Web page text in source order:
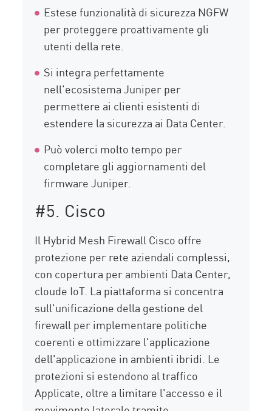
Estese funzionalità di sicurezza NGFW
per proteggere proattivamente gli
utenti della rete.
Si integra perfettamente
nell'ecosistema Juniper per
permettere ai clienti esistenti di
estendere la sicurezza ai Data Center.
Può volerci molto tempo per
completare gli aggiornamenti del
firmware Juniper.
#5. Cisco
Il Hybrid Mesh Firewall Cisco offre
protezione per rete aziendali complessi,
con copertura per ambienti Data Center,
cloude IoT. La piattaforma si concentra
sull'unificazione della gestione del
firewall per implementare politiche
coerenti e ottimizzare l'applicazione
dell'applicazione in ambienti ibridi. Le
protezioni si estendono al traffico
Applicate, oltre a limitare l'accesso e il